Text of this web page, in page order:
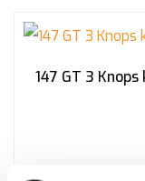
147 GT 3